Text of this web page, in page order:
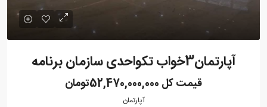
آپارتمان3خواب تکواحدی سازمان برنامه
قیمت کل
آپارتمان